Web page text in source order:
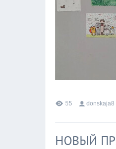
55 donskaja8
НОВЫЙ